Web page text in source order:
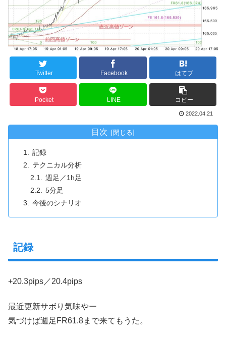
Twitter Facebook はてブ
Pocket LINE コピー
2022.04.21
目次
記録
テクニカル分析
週足／1h足
5分足
今後のシナリオ
記録
+20.3pips／20.4pips
最近更新サボり気味やー
気づけば週足FR61.8まで来てもうた。